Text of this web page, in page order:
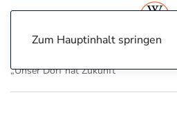
Zum Hauptinhalt springen
„Unser Dorf hat Zukunft“